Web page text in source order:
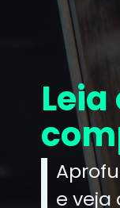
e veja